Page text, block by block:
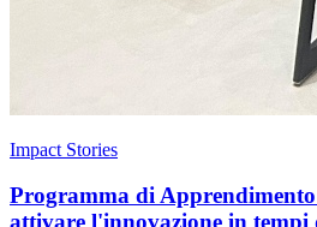
Impact Stories
Programma di